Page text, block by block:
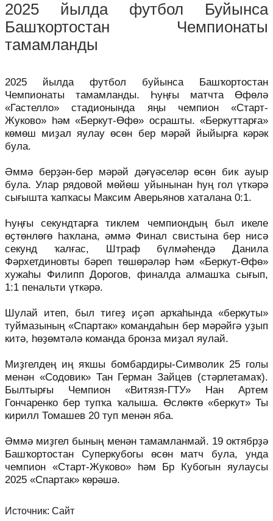
2025 йылда футбол Буйынса
Башҡортостан Чемпионаты
тамамланды
2025 йылда футбол буйынса Башҡортостан
Чемпионаты тамамланды. Һуңғы матчта Өфөлә
«Гастелло» стадионында яңы чемпион «Старт-
Жуково» һәм «Беркут-Өфө» осрашты. «Беркуттарға»
көмөш миҙал яулау өсөн бер мәрәй йыйырға кәрәк
була.
Әммә берҙән-бер мәрәй дәғүәселәр өсөн бик ауыр
була. Улар рядовой мөйөш уйынынан һуң гол үткәрә
сығышта ҡапҡасы Максим Аверьянов хаталана 0:1.
Һуңғы секундтарға тиклем чемпиондың был икеле
өҫтөнлөгө һаҡлана, әммә Финал свистына бер нисә
секунд ҡалғас, Штраф бүлмәһендә Данила
Фәрхетдиновты бәреп төшөрәләр Һәм «Беркут-Өфө»
хужаһы Филипп Дорогов, финалда алмашҡа сығып,
1:1 пенальти үткәрә.
Шулай итеп, был тигеҙ иҫәп арҡаһында «беркуты»
туймазының «Спартак» командаһын бер мәрәйгә уҙып
китә, һөҙөмтәлә команда бронза миҙал яулай.
Миҙгелдең иң яҡшы бомбардиры-Символик 25 голы
менән «Содовик» Тан Герман Зайцев (стәрлетамаҡ).
Былтырғы Чемпион «Витязя-ГТУ» Нан Артем
Гончаренко бер тупҡа ҡалыша. Өслөктө «беркут» Ты
кирилл Томашев 20 туп менән яба.
Әммә миҙгел бының менән тамамланмай. 19 октябрҙә
Башҡортостан Суперкубогы өсөн матч була, унда
чемпион «Старт-Жуково» һәм Бр Кубогын яулаусы
2025 «Спартак» көрәшә.
Источник: Сайт